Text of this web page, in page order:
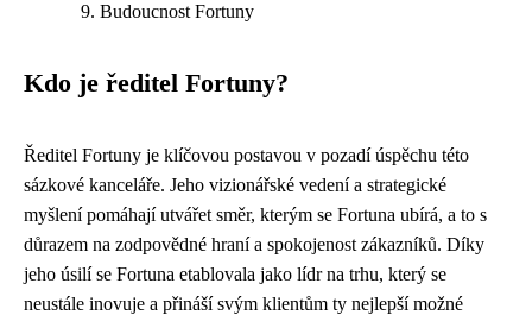
Budoucnost Fortuny
Kdo je ředitel Fortuny?
Ředitel Fortuny je klíčovou postavou v pozadí úspěchu této
sázkové kanceláře. Jeho vizionářské vedení a strategické
myšlení pomáhají utvářet směr, kterým se Fortuna ubírá, a to s
důrazem na zodpovědné hraní a spokojenost zákazníků. Díky
jeho úsilí se Fortuna etablovala jako lídr na trhu, který se
neustále inovuje a přináší svým klientům ty nejlepší možné